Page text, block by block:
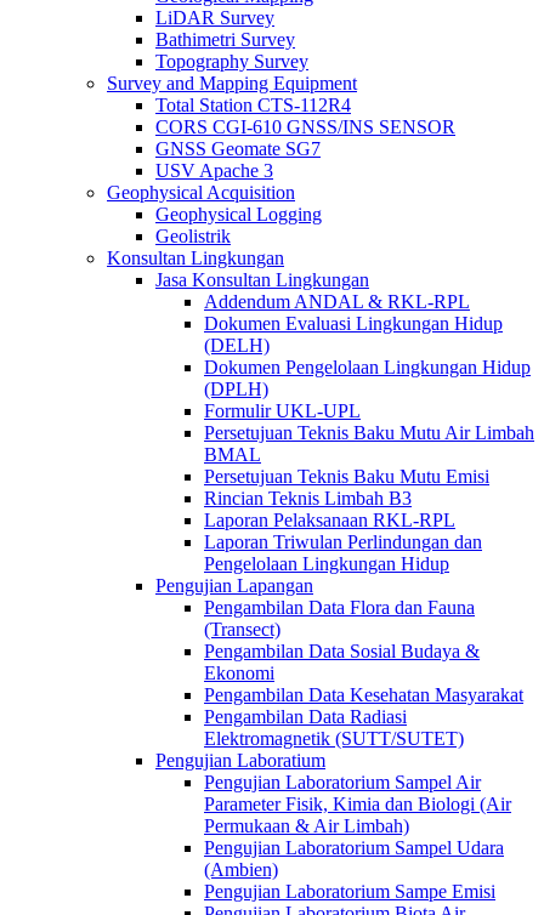
LiDAR Survey
Bathimetri Survey
Topography Survey
Survey and Mapping Equipment
Total Station CTS-112R4
CORS CGI-610 GNSS/INS SENSOR
GNSS Geomate SG7
USV Apache 3
Geophysical Acquisition
Geophysical Logging
Geolistrik
Konsultan Lingkungan
Jasa Konsultan Lingkungan
Addendum ANDAL & RKL-RPL
Dokumen Evaluasi Lingkungan Hidup
(DELH)
Dokumen Pengelolaan Lingkungan Hidup
(DPLH)
Formulir UKL-UPL
Persetujuan Teknis Baku Mutu Air Limbah
BMAL
Persetujuan Teknis Baku Mutu Emisi
Rincian Teknis Limbah B3
Laporan Pelaksanaan RKL-RPL
Laporan Triwulan Perlindungan dan
Pengelolaan Lingkungan Hidup
Pengujian Lapangan
Pengambilan Data Flora dan Fauna
(Transect)
Pengambilan Data Sosial Budaya &
Ekonomi
Pengambilan Data Kesehatan Masyarakat
Pengambilan Data Radiasi
Elektromagnetik (SUTT/SUTET)
Pengujian Laboratium
Pengujian Laboratorium Sampel Air
Parameter Fisik, Kimia dan Biologi (Air
Permukaan & Air Limbah)
Pengujian Laboratorium Sampel Udara
(Ambien)
Pengujian Laboratorium Sampe Emisi